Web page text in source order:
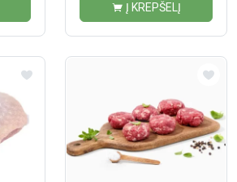
Į KREPŠELĮ